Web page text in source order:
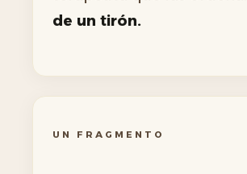
de un tirón.
UN FRAGMENTO